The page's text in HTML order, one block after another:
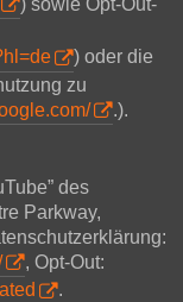
) oder die
zu
.).
des
Parkway,
, Opt-Out:
.